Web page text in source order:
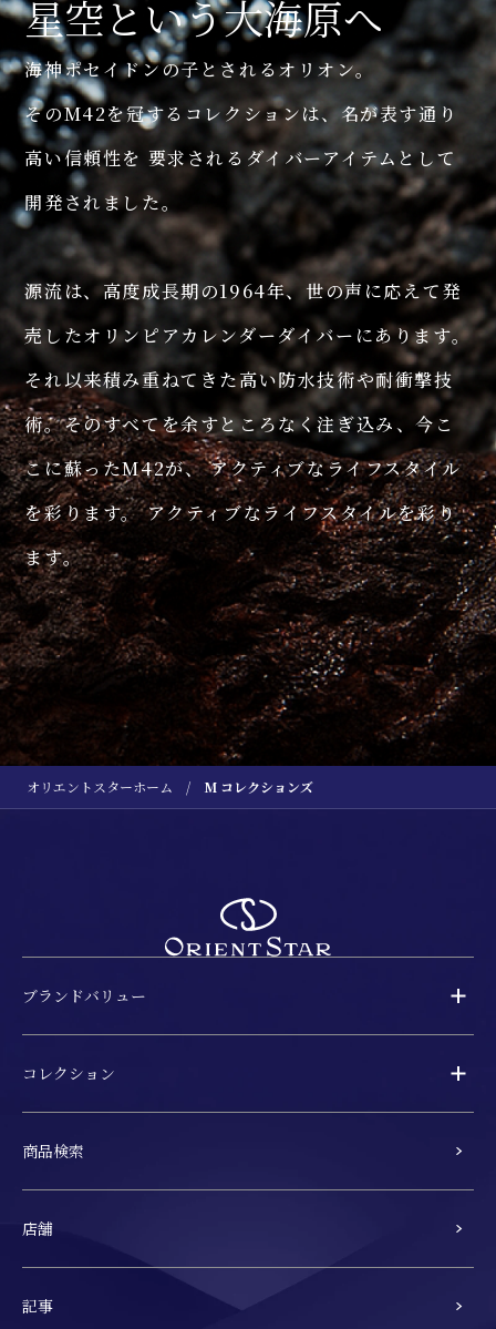
星空という大海原へ
海神ポセイドンの子とされるオリオン。
そのM42を冠するコレクションは、名が表す通り
高い信頼性を 要求されるダイバーアイテムとして
開発されました。
源流は、高度成長期の1964年、世の声に応えて発
売したオリンピアカレンダーダイバーにあります。
それ以来積み重ねてきた高い防水技術や耐衝撃技
術。そのすべてを余すところなく注ぎ込み、今こ
こに蘇ったM42が、 アクティブなライフスタイル
を彩ります。 アクティブなライフスタイルを彩り
ます。
M42 Diver 1964 1st Edition F6 Date 200m
M42 ダイバー1964 1st エディション F6
デイト 200m
M42 Diver 1964 2nd Edition F6 Date 200m Titanium
M42 ダイバー1964 2nd エディション
F6 デイト 200m チタン
M42 Diver 1964 2nd Edition F6 Date 200m
M42 ダイバー1964 2nd エディション
F6 デイト 200m
オリエントスターホーム M コレクションズ
ブランドバリュー
コレクション
商品検索
店舗
記事